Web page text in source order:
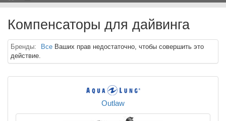
Компенсаторы для дайвинга
Бренды: Все Ваших прав недостаточно, чтобы совершить это
действие.
Outlaw